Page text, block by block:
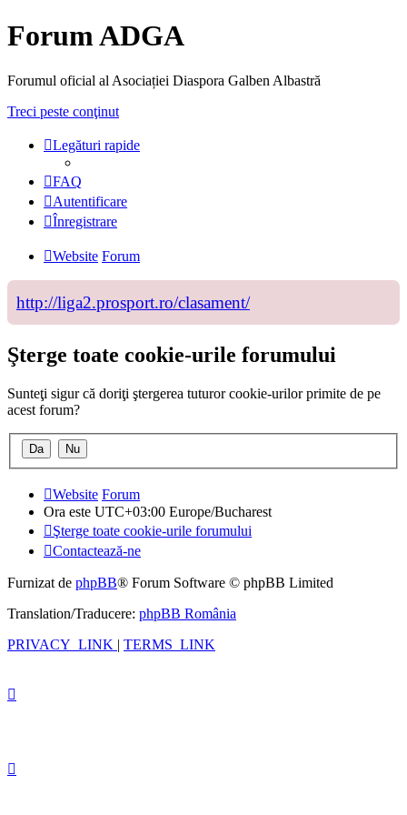
Forum ADGA
Forumul oficial al Asociației Diaspora Galben Albastră
Treci peste conţinut
Legături rapide
FAQ
Autentificare
Înregistrare
Website Forum
http://liga2.prosport.ro/clasament/
Şterge toate cookie-urile forumului
Sunteţi sigur că doriţi ştergerea tuturor cookie-urilor primite de pe
acest forum?
Website Forum
Ora este UTC+03:00 Europe/Bucharest
Şterge toate cookie-urile forumului
Contactează-ne
Furnizat de phpBB® Forum Software © phpBB Limited
Translation/Traducere: phpBB România
PRIVACY_LINK | TERMS_LINK